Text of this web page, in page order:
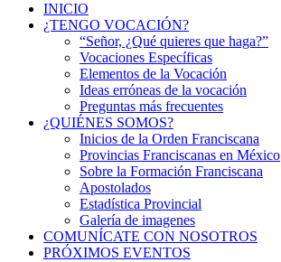
INICIO
¿TENGO VOCACIÓN?
“Señor, ¿Qué quieres que haga?”
Vocaciones Específicas
Elementos de la Vocación
Ideas erróneas de la vocación
Preguntas más frecuentes
¿QUIÉNES SOMOS?
Inicios de la Orden Franciscana
Provincias Franciscanas en México
Sobre la Formación Franciscana
Apostolados
Estadística Provincial
Galería de imagenes
COMUNÍCATE CON NOSOTROS
PRÓXIMOS EVENTOS